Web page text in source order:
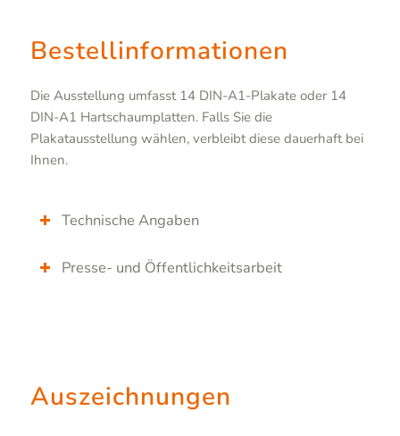
Bestellinformationen
Die Ausstellung umfasst 14 DIN-A1-Plakate oder 14
DIN-A1 Hartschaumplatten. Falls Sie die
Plakatausstellung wählen, verbleibt diese dauerhaft bei
Ihnen.
Technische Angaben
Presse- und Öffentlichkeitsarbeit
Auszeichnungen